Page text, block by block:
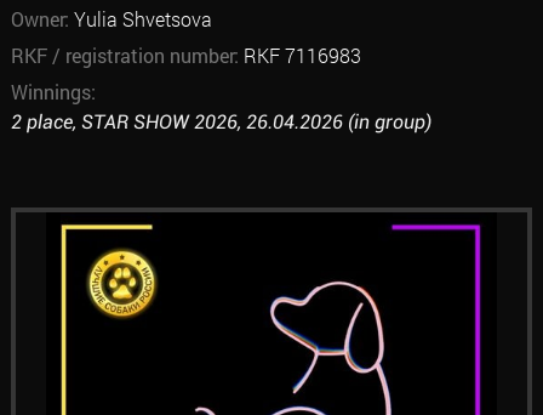
Owner: Yulia Shvetsova
RKF / registration number: RKF 7116983
Winnings:
2 place, STAR SHOW 2026, 26.04.2026 (in group)